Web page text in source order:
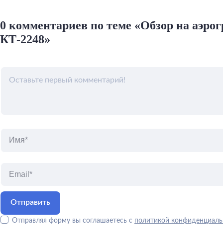
0 комментариев по теме «Обзор на
КТ-2248»
Отправляя форму вы соглашаетесь с политикой